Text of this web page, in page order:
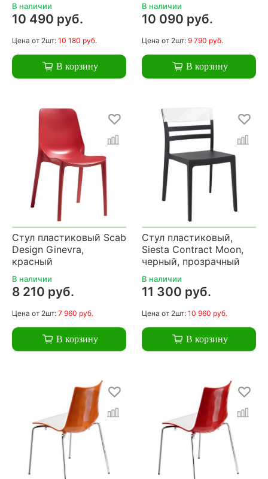
В наличии
10 490 руб.
Цена от 2шт: 10 180 руб.
В корзину
В наличии
10 090 руб.
Цена от 2шт: 9 790 руб.
В корзину
Стул пластиковый Scab
Design Ginevra,
красный
В наличии
8 210 руб.
Цена от 2шт: 7 960 руб.
В корзину
Стул пластиковый,
Siesta Contract Moon,
черный, прозрачный
В наличии
11 300 руб.
Цена от 2шт: 10 960 руб.
В корзину